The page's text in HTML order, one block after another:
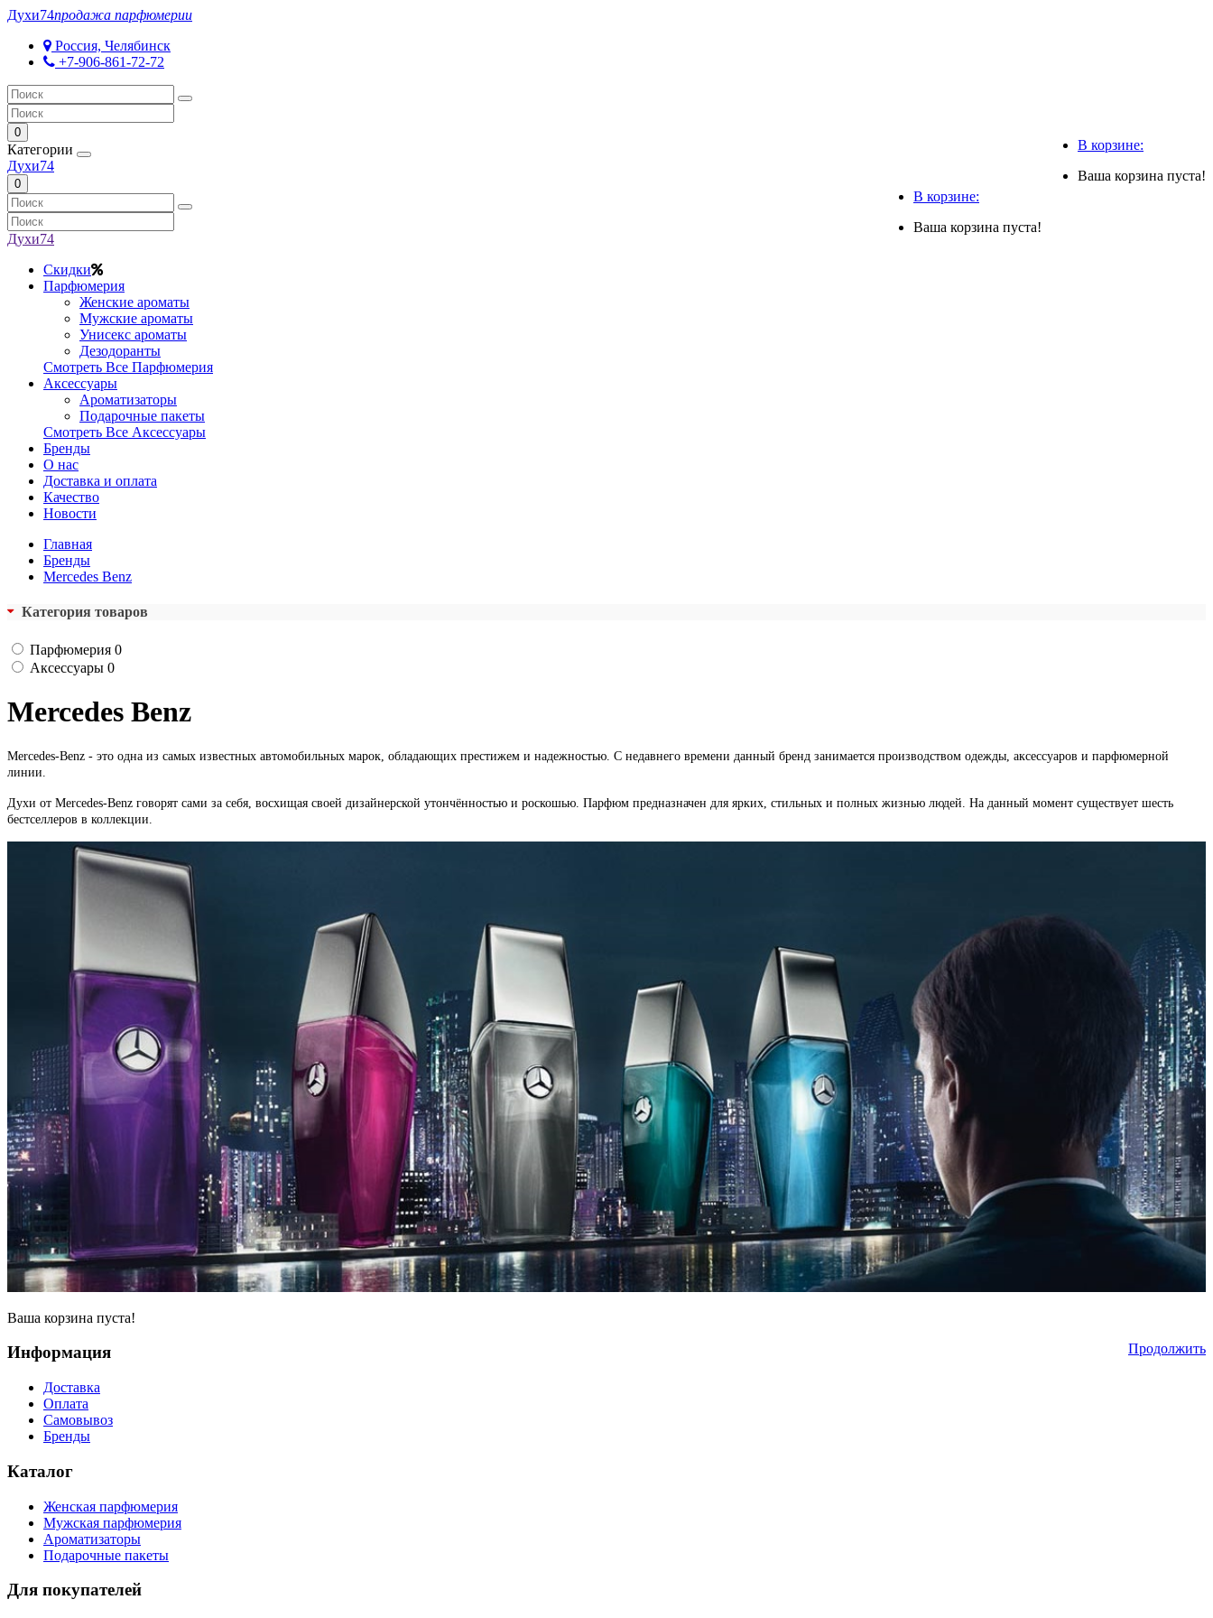
Духи74продажа парфюмерии
Россия, Челябинск
+7-906-861-72-72
0
В корзине:
Ваша корзина пуста!
Категории
Духи74
0
В корзине:
Ваша корзина пуста!
Духи74
Скидки
Парфюмерия
Женские ароматы
Мужские ароматы
Унисекс ароматы
Дезодоранты
Смотреть Все Парфюмерия
Аксессуары
Ароматизаторы
Подарочные пакеты
Смотреть Все Аксессуары
Бренды
О нас
Доставка и оплата
Качество
Новости
Главная
Бренды
Mercedes Benz
Категория товаров
Парфюмерия 0
Аксессуары 0
Mercedes Benz
Mercedes-Benz - это одна из самых известных автомобильных марок, обладающих престижем и надежностью. С недавнего времени данный бренд занимается производством одежды, аксессуаров и парфюмерной
линии.
Духи от Mercedes-Benz говорят сами за себя, восхищая своей дизайнерской утончённостью и роскошью. Парфюм предназначен для ярких, стильных и полных жизнью людей. На данный момент существует шесть
бестселлеров в коллекции.
Ваша корзина пуста!
Продолжить
Информация
Доставка
Оплата
Самовывоз
Бренды
Каталог
Женская парфюмерия
Мужская парфюмерия
Ароматизаторы
Подарочные пакеты
Для покупателей